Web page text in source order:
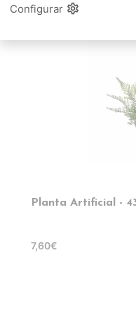
Planta Artificial -
7,60€
Configurar settings